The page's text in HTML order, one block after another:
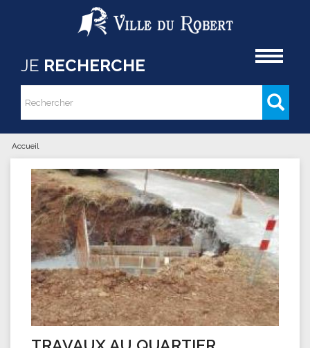
Aller au contenu principal
JE RECHERCHE
Formulaire de recherche
Rechercher
Vous êtes ici
Accueil